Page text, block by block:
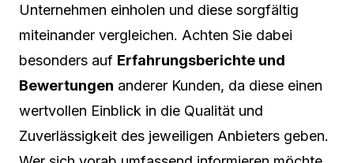
Unternehmen einholen und diese sorgfältig
miteinander vergleichen. Achten Sie dabei
besonders auf Erfahrungsberichte und
Bewertungen anderer Kunden, da diese einen
wertvollen Einblick in die Qualität und
Zuverlässigkeit des jeweiligen Anbieters geben.